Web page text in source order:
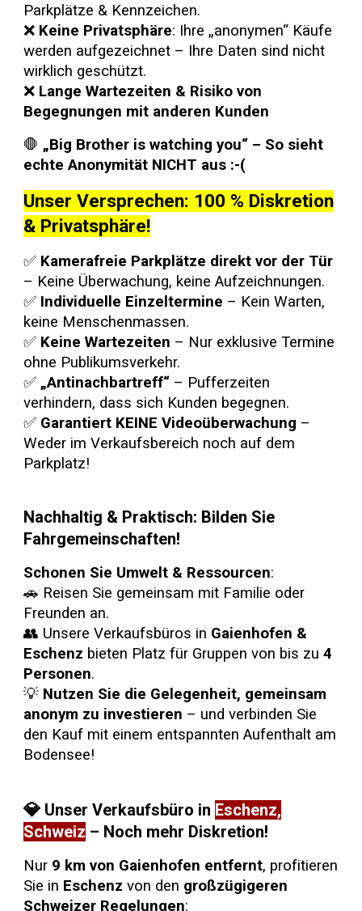
Parkplätze & Kennzeichen.
❌ Keine Privatsphäre: Ihre „anonymen“ Käufe
werden aufgezeichnet – Ihre Daten sind nicht
wirklich geschützt.
❌ Lange Wartezeiten & Risiko von
Begegnungen mit anderen Kunden
🛑 „Big Brother is watching you“ – So sieht
echte Anonymität NICHT aus :-(
Unser Versprechen: 100 % Diskretion
& Privatsphäre!
✅ Kamerafreie Parkplätze direkt vor der Tür
– Keine Überwachung, keine Aufzeichnungen.
✅ Individuelle Einzeltermine – Kein Warten,
keine Menschenmassen.
✅ Keine Wartezeiten – Nur exklusive Termine
ohne Publikumsverkehr.
✅ „Antinachbartreff“ – Pufferzeiten
verhindern, dass sich Kunden begegnen.
✅ Garantiert KEINE Videoüberwachung –
Weder im Verkaufsbereich noch auf dem
Parkplatz!
Nachhaltig & Praktisch: Bilden Sie
Fahrgemeinschaften!
Schonen Sie Umwelt & Ressourcen:
🚗 Reisen Sie gemeinsam mit Familie oder
Freunden an.
👥 Unsere Verkaufsbüros in Gaienhofen &
Eschenz bieten Platz für Gruppen von bis zu4
Personen.
💡 Nutzen Sie die Gelegenheit, gemeinsam
anonym zu investieren – und verbinden Sie
den Kauf mit einem entspannten Aufenthalt am
Bodensee!
💎 Unser Verkaufsbüro in Eschenz,
Schweiz – Noch mehr Diskretion!
Nur 9 km von Gaienhofen entfernt, profitieren
Sie in Eschenz von den großzügigeren
Schweizer Regelungen: